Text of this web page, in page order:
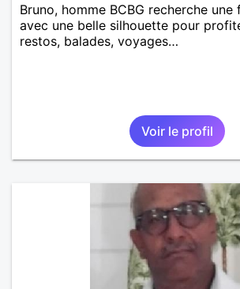
Bruno, homme BCBG recherche une
avec une belle silhouette pour
restos, balades, voyages…
Voir le profil